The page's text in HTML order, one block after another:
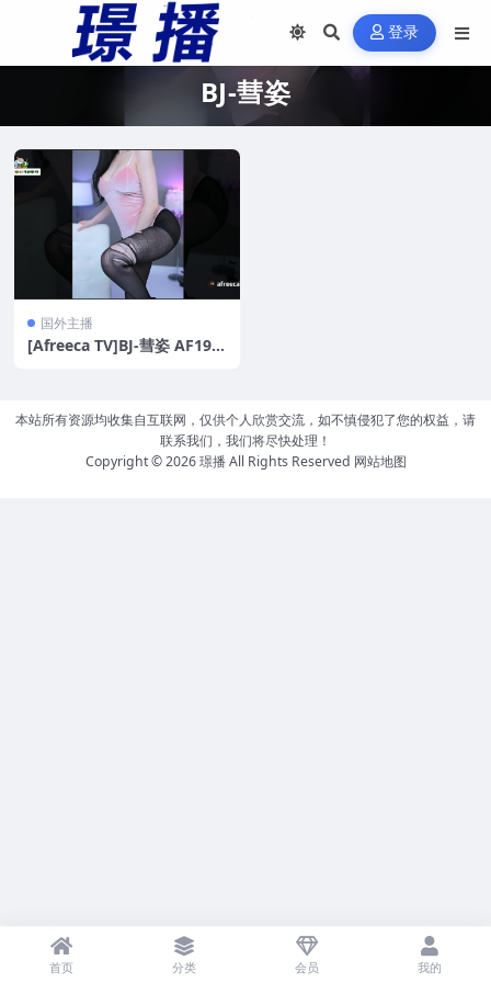
登录
BJ-彗姿
国外主播
[Afreeca TV]BJ-彗姿 AF19房
本站所有资源均收集自互联网，仅供个人欣赏交流，如不慎侵犯了您的权益，请
联系我们，我们将尽快处理！
Copyright © 2026璟播All Rights Reserved 网站地图
首页 分类 会员 我的